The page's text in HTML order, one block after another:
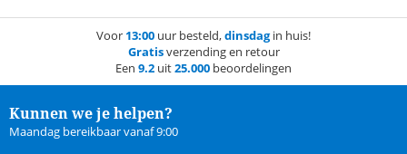
Voor 13:00 uur besteld,dinsdagin huis!
Gratisverzending en retour
Een 9.2 uit25.000 beoordelingen
Kunnen we je helpen?
Maandag bereikbaar vanaf 9:00